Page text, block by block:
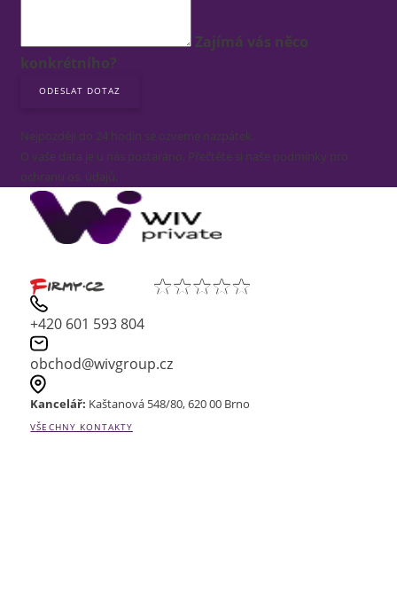
Zajímá vás něco
konkrétního?
Nejpozději do 24 hodin se ozveme nazpátek.
O vaše data je u nás postaráno. Přečtěte si naše podmínky pro
ochranu os. údajů.
+420 601 593 804
obchod@wivgroup.cz
Kancelář: Kaštanová 548/80, 620 00 Brno
VŠECHNY KONTAKTY